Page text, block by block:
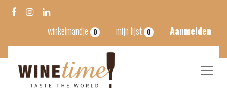
winkelmandje 0 mijn lijst 0 Aanmelden